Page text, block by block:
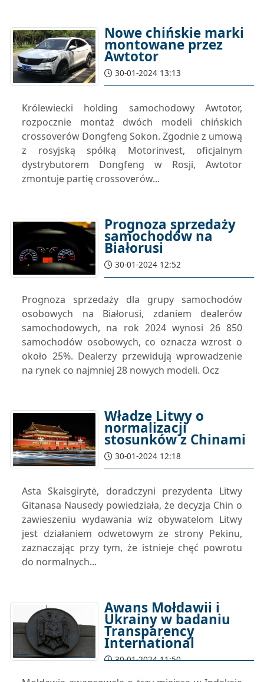
Nowe chińskie marki
montowane przez
Awtotor
30-01-2024 13:13
Królewiecki holding samochodowy Awtotor,
rozpocznie montaż dwóch modeli chińskich
crossoverów Dongfeng Sokon. Zgodnie z umową
z rosyjską spółką Motorinvest, oficjalnym
dystrybutorem Dongfeng w Rosji, Awtotor
zmontuje partię crossoverów...
Prognoza sprzedaży
samochodów na
Białorusi
30-01-2024 12:52
Prognoza sprzedaży dla grupy samochodów
osobowych na Białorusi, zdaniem dealerów
samochodowych, na rok 2024 wynosi 26 850
samochodów osobowych, co oznacza wzrost o
około 25%. Dealerzy przewidują wprowadzenie
na rynek co najmniej 28 nowych modeli. Ocz
Władze Litwy o
normalizacji
stosunków z Chinami
30-01-2024 12:18
Asta Skaisgirytė, doradczyni prezydenta Litwy
Gitanasa Nausedy powiedziała, że decyzja Chin o
zawieszeniu wydawania wiz obywatelom Litwy
jest działaniem odwetowym ze strony Pekinu,
zaznaczając przy tym, że istnieje chęć powrotu
do normalnych...
Awans Mołdawii i
Ukrainy w badaniu
Transparency
International
30-01-2024 11:50